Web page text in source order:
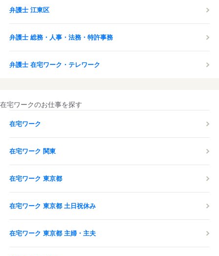
弁護士 江東区
弁護士 総務・人事・法務・特許事務
弁護士 在宅ワーク・テレワーク
在宅ワークのお仕事を探す
在宅ワーク
在宅ワーク 関東
在宅ワーク 東京都
在宅ワーク 東京都 土日祝休み
在宅ワーク 東京都 主婦・主夫